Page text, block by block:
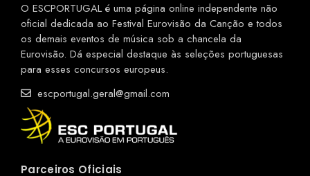
O ESCPORTUGAL é uma página online independente não
oficial dedicada ao Festival Eurovisão da Canção e todos
os demais eventos de música sob a chancela da
Eurovisão. Dá especial destaque às seleções portuguesas
para esses concursos europeus.
escportugal.geral@gmail.com
Parceiros Oficiais